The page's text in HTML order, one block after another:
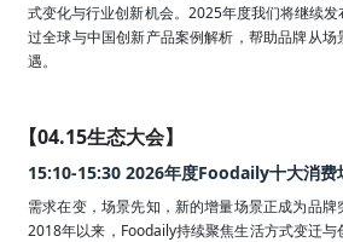
式变化与行业创新机会。2025年度我们将继续
过全球与中国创新产品案例解析，帮助品牌从
遇。
【04.15生态大会】
15:10-15:30 2026年度Foodaily十大消费
需求在变，场景先知，新的增量场景正成为品牌
2018年以来，Foodaily持续聚焦生活方式变迁